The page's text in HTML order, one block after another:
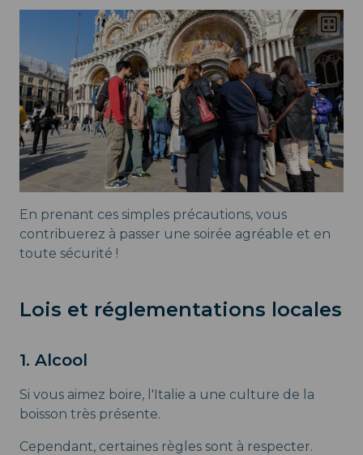
En prenant ces simples précautions, vous
contribuerez à passer une soirée agréable et en
toute sécurité !
Lois et réglementations locales
1. Alcool
Si vous aimez boire, l'Italie a une culture de la
boisson très présente.
Cependant, certaines règles sont à respecter.